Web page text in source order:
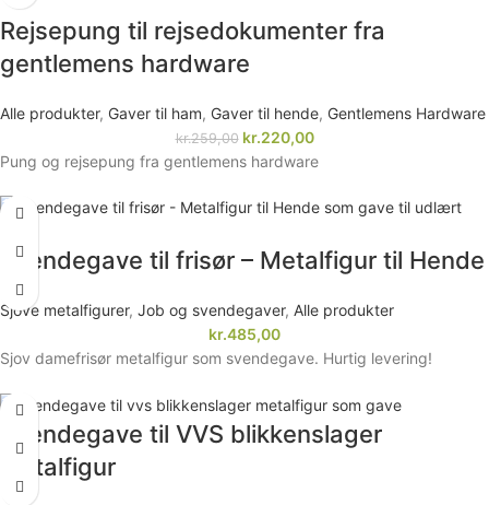
Rejsepung til rejsedokumenter fra
gentlemens hardware
Alle produkter, Gaver til ham, Gaver til hende, Gentlemens Hardware
kr.259,00 kr.220,00
Pung og rejsepung fra gentlemens hardware
Svendegave til frisør – Metalfigur til Hende
Sjove metalfigurer, Job og svendegaver, Alle produkter
kr.485,00
Sjov damefrisør metalfigur som svendegave. Hurtig levering!
Svendegave til VVS blikkenslager
metalfigur